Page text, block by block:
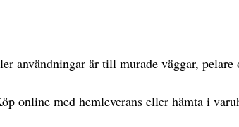
användningar är till murade väggar,
online med hemleverans eller hämta i